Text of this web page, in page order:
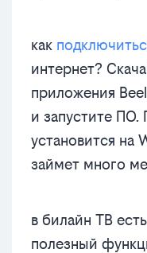
как
интернет?
приложения
и запустите
установится на
займет много
в билайн ТВ
полезный